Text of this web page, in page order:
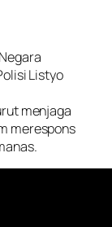
Listyo
menjaga
merespons